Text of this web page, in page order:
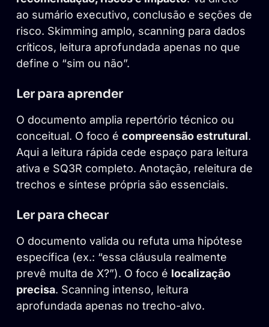
ao sumário executivo, conclusão e seções de
risco. Skimming amplo, scanning para dados
críticos, leitura aprofundada apenas no que
define o “sim ou não”.
Ler para aprender
O documento amplia repertório técnico ou
conceitual. O foco é compreensão estrutural.
Aqui a leitura rápida cede espaço para leitura
ativa e SQ3R completo. Anotação, releitura de
trechos e síntese própria são essenciais.
Ler para checar
O documento valida ou refuta uma hipótese
específica (ex.: “essa cláusula realmente
prevê multa de X?”). O foco é localização
precisa. Scanning intenso, leitura
aprofundada apenas no trecho-alvo.